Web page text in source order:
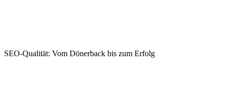
SEO-Qualität: Vom Dönerback bis zum Erfolg